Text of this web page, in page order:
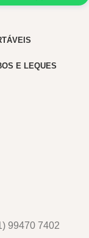
E LEQUES
99470 7402